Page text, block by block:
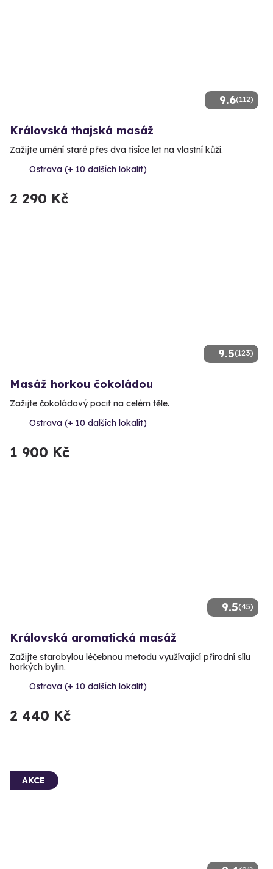
9.6(112)
Královská thajská masáž
Zažijte umění staré přes dva tisíce let na vlastní kůži.
Ostrava (+ 10 dalších lokalit)
2 290 Kč
9.5(123)
Masáž horkou čokoládou
Zažijte čokoládový pocit na celém těle.
Ostrava (+ 10 dalších lokalit)
1 900 Kč
9.5(45)
Královská aromatická masáž
Zažijte starobylou léčebnou metodu využívající přírodní sílu
horkých bylin.
Ostrava (+ 10 dalších lokalit)
2 440 Kč
AKCE